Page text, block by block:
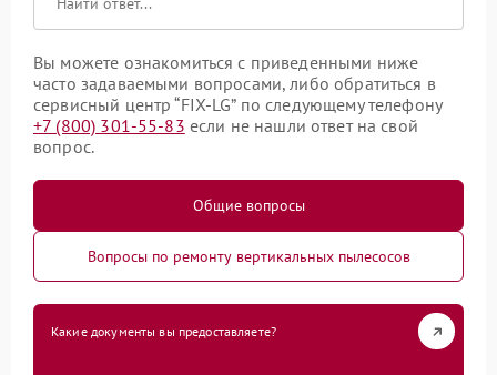
Вы можете ознакомиться с приведенными ниже
часто задаваемыми вопросами, либо обратиться в
сервисный центр “FIX-LG” по следующему телефону
+7 (800) 301-55-83 если не нашли ответ на свой
вопрос.
Общие вопросы
Вопросы по ремонту вертикальных пылесосов
Какие документы вы предоставляете?